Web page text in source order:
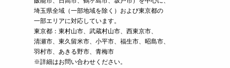
埼玉県全域（一部地域を除く）および東京都の
一部エリアに対応しています。
東京都：東村山市、武蔵村山市、西東京市、
清瀬市、東久留米市、小平市、福生市、昭島市、
羽村市、あきる野市、青梅市
※詳細はお問い合わせください。